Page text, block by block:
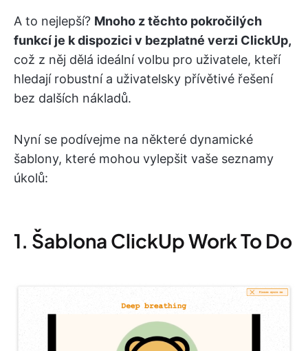
A to nejlepší? Mnoho z těchto pokročilých
funkcí je k dispozici v bezplatné verzi ClickUp,
což z něj dělá ideální volbu pro uživatele, kteří
hledají robustní a uživatelsky přívětivé řešení
bez dalších nákladů.
Nyní se podívejme na některé dynamické
šablony, které mohou vylepšit vaše seznamy
úkolů:
1. Šablona ClickUp Work To Do